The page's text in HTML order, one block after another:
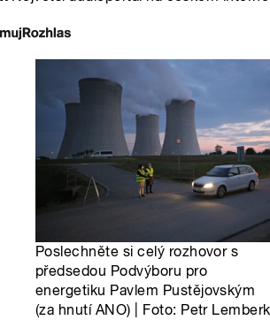
Poslechněte si celý rozhovor s
předsedou Podvýboru pro
energetiku Pavlem Pustějovským
(za hnutí ANO) | Foto: Petr